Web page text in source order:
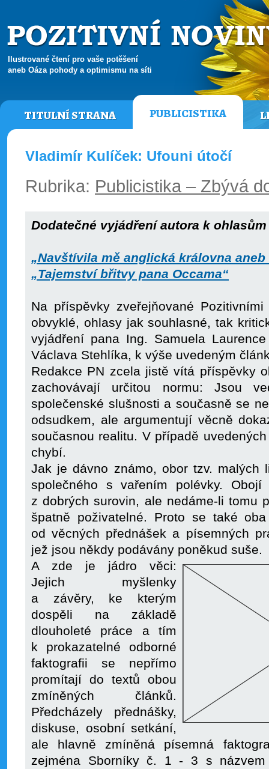
Ilustrované čtení pro vaše potěšení
aneb Oáza pohody a optimismu na síti
TITULNÍ STRANA PUBLICISTIKA
Vladimír Kulíček: Ufouni útočí
Rubrika: Publicistika – Zbývá
Dodatečné vyjádření autora k
„Navštívila mě anglická královna aneb
„Tajemství břitvy pana Occama“
Na příspěvky zveřejňované
obvyklé, ohlasy jak souhlasné, tak
vyjádření pana Ing. Samuela
Václava Stehlíka, k výše uvedeným
Redakce PN zcela jistě vítá příspěvky
zachovávají určitou normu: Jsou
společenské slušnosti a současně se
odsudkem, ale argumentují věcně
současnou realitu. V případě
chybí.
Jak je dávno známo, obor tzv. malých
společného s vařením polévky.
z dobrých surovin, ale nedáme-li tomu
špatně poživatelné. Proto se také
od věcných přednášek a písemných
jež jsou někdy podávány poněkud suše.
A zde je jádro věci:
Jejich myšlenky
a závěry, ke kterým
dospěli na základě
dlouholeté práce a tím
k prokazatelné odborné
faktografii se nepřímo
promítají do textů obou
zmíněných článků.
Předcházely přednášky,
diskuse, osobní setkání,
ale hlavně zmíněná písemná
zejména Sborníky č. 1 - 3 s názvem